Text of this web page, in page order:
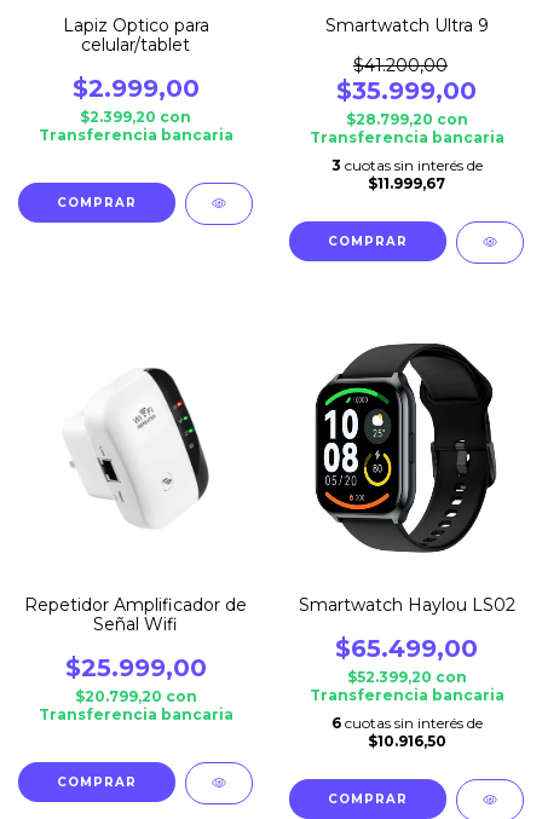
Lapiz Optico para
celular/tablet
$2.999,00
$2.399,20 con
Transferencia bancaria
Smartwatch Ultra 9
$41.200,00
$35.999,00
$28.799,20 con
Transferencia bancaria
3 cuotas sin interés de
$11.999,67
Repetidor Amplificador de
Señal Wifi
$25.999,00
$20.799,20 con
Transferencia bancaria
Smartwatch Haylou LS02
$65.499,00
$52.399,20 con
Transferencia bancaria
6 cuotas sin interés de
$10.916,50